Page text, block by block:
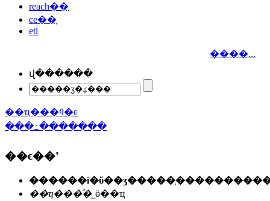
reach��֤
ce��֤
etl
����...
վ������
��ҵ���ӵ�ͼ
���߸�������
��ϵ��ʽ
��ҵ���ͣ�˽ӫ��ҵ